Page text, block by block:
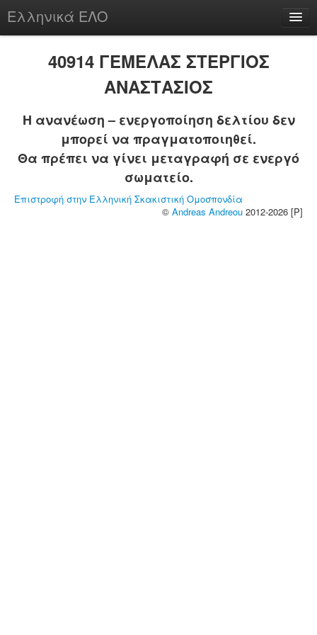
Ελληνικά ΕΛΟ
chesstu.be @ discord
40914 ΓΕΜΕΛΑΣ ΣΤΕΡΓΙΟΣ
ΑΝΑΣΤΑΣΙΟΣ
Η ανανέωση – ενεργοποίηση δελτίου δεν
μπορεί να πραγματοποιηθεί.
Θα πρέπει να γίνει μεταγραφή σε ενεργό
σωματείο.
Επιστροφή στην Ελληνική Σκακιστική Ομοσπονδία
© Andreas Andreou 2012-2026 [P]